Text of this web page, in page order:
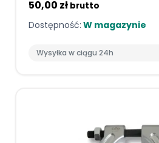
50,00 zł brutto
Dostępność: W magazynie
Wysyłka w ciągu 24h